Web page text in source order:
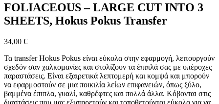
FOLIACEOUS – LARGE CUT INTO 3
SHEETS, Hokus Pokus Transfer
34,00 €
Τα transfer Hokus Pokus είναι εύκολα στην εφαρμογή, λειτουργούν
σχεδόν σαν χαλκομανίες και στολίζουν τα έπιπλά σας με υπέροχες
παραστάσεις. Είναι εξαιρετικά λεπτομερή και κομψά και μπορούν
να εφαρμοστούν σε μια ποικιλία λείων επιφανειών, όπως ξύλο,
βαμμένα έπιπλα, γυαλί, καθρέφτες και πολλά άλλα. Κόβονται στις
διαστάσεις που μας εξυπηρετούν και τοποθετούνται εύκολα για να